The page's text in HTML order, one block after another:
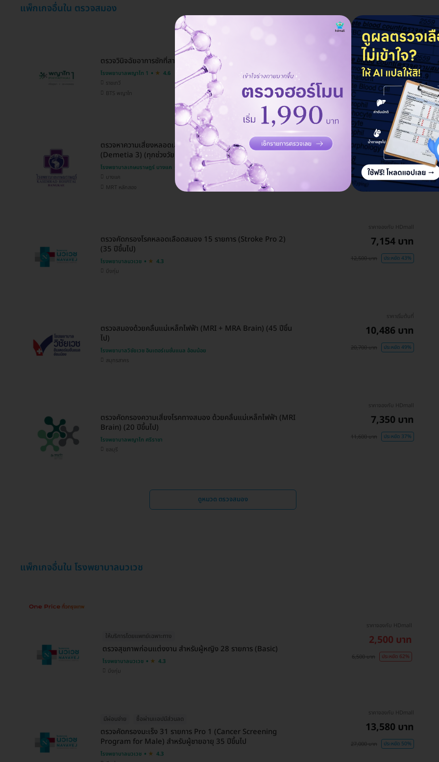
แพ็กเกจอื่นใน ตรวจสมอง
ตรวจวินิจฉัยอาการชักที่สาเหตุ 3 รายการ (ทุกช่วงวัย)
โรงพยาบาลพญาไท 1
4.6
ราชเทวี
BTS พญาไท
ราคาจองกับ HDmall
19,600 บาท
25,380 บาท ประหยัด 23%
ตรวจหาความเสี่ยงหลอดเลือดสมองและภาวะสมองเสื่อม 23 รายการ
(Demetia 3) (ทุกช่วงวัย)
โรงพยาบาลเกษมราษฎร์ บางแค
4.8
บางแค
MRT หลักสอง
ราคาจองกับ HDmall
29,302 บาท
29,900 บาท ประหยัด 2%
ตรวจคัดกรองโรคหลอดเลือดสมอง 15 รายการ (Stroke Pro 2)
(35 ปีขึ้นไป)
โรงพยาบาลนวเวช
4.3
บึงกุ่ม
ราคาจองกับ HDmall
7,154 บาท
12,500 บาท ประหยัด 43%
ตรวจสมองด้วยคลื่นแม่เหล็กไฟฟ้า (MRI + MRA Brain) (45 ปีขึ้น
ไป)
โรงพยาบาลวิชัยเวช อินเตอร์เนชั่นแนล อ้อมน้อย
สมุทรสาคร
ราคาเริ่มต้นที่
10,486 บาท
20,700 บาท ประหยัด 49%
ตรวจคัดกรองความเสี่ยงโรคทางสมอง ด้วยคลื่นแม่เหล็กไฟฟ้า (MRI
Brain) (20 ปีขึ้นไป)
โรงพยาบาลพญาไท ศรีราชา
ชลบุรี
ราคาจองกับ HDmall
7,350 บาท
11,600 บาท ประหยัด 37%
ดูหมวด ตรวจสมอง
แพ็กเกจอื่นใน โรงพยาบาลนวเวช
ให้บริการโดยแพทย์เฉพาะทาง
ตรวจสุขภาพก่อนแต่งงาน สำหรับผู้หญิง 28 รายการ (Basic)
โรงพยาบาลนวเวช
4.3
บึงกุ่ม
ราคาจองกับ HDmall
2,500 บาท
6,500 บาท ประหยัด 62%
มีผ่อนจ่าย ซื้อผ่านเเอปมีส่วนลด
ตรวจคัดกรองมะเร็ง 31 รายการ Pro 1 (Cancer Screening
Program for Male) สำหรับผู้ชายอายุ 35 ปีขึ้นไป
โรงพยาบาลนวเวช
4.3
ราคาจองกับ HDmall
13,580 บาท
27,000 บาท ประหยัด 50%